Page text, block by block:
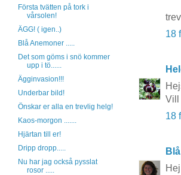
18
Vill
18
Första tvätten på tork i
vårsolen!
ÄGG! ( igen..)
Blå Anemoner .....
Det som göms i snö kommer
upp i tö......
Ägginvasion!!!
Underbar bild!
Önskar er alla en trevlig helg!
Kaos-morgon .......
Hjärtan till er!
Dripp dropp.....
Nu har jag också pysslat
rosor .....